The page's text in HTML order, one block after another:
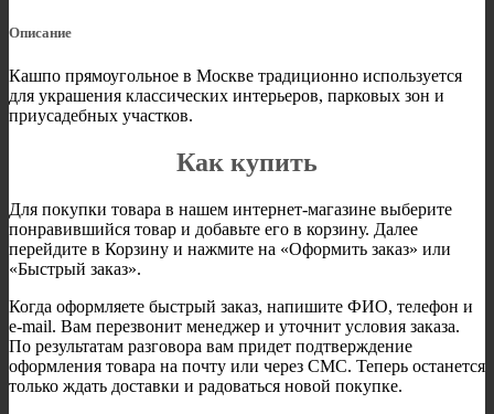
Описание
Кашпо прямоугольное в Москве традиционно используется
для украшения классических интерьеров, парковых зон и
приусадебных участков.
Как купить
Для покупки товара в нашем интернет-магазине выберите
понравившийся товар и добавьте его в корзину. Далее
перейдите в Корзину и нажмите на «Оформить заказ» или
«Быстрый заказ».
Когда оформляете быстрый заказ, напишите ФИО, телефон и
e-mail. Вам перезвонит менеджер и уточнит условия заказа.
По результатам разговора вам придет подтверждение
оформления товара на почту или через СМС. Теперь останется
только ждать доставки и радоваться новой покупке.